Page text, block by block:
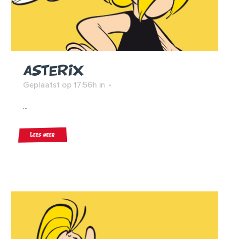
ASTERIX
Geplaatst op 17:56h in
...
Lees meer